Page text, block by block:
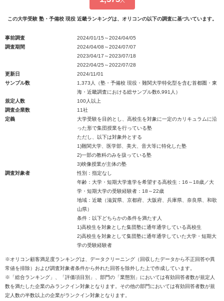
この大学受験 塾・予備校 現役 近畿ランキングは、オリコンの以下の調査に基づいています。
事前調査
2024/01/15～2024/04/05
調査期間
2024/04/08～2024/07/07
2023/04/17～2023/07/18
2022/04/25～2022/07/28
更新日
2024/11/01
サンプル数
1,373人（塾・予備校 現役・難関大学特化型を含む首都圏・東
海・近畿調査における総サンプル数6,991人）
規定人数
100人以上
調査企業数
11社
定義
大学受験を目的とし、高校生を対象に一定のカリキュラムに沿
った形で集団授業を行っている塾
ただし、以下は対象外とする
1)難関大学、医学部、美大、音大等に特化した塾
2)一部の教科のみを扱っている塾
3)映像授業が主体の塾
調査対象者
性別：指定なし
年齢：大学・短期大学進学を希望する高校生：16～18歳／大
学・短期大学の受験経験者：18～22歳
地域：近畿（滋賀県、京都府、大阪府、兵庫県、奈良県、和歌
山県）
条件：以下どちらかの条件を満たす人
1)高校生を対象とした集団塾に通年通学している高校生
2)高校生を対象として集団塾に通年通学していた大学・短期大
学の受験経験者
※オリコン顧客満足度ランキングは、データクリーニング（回収したデータから不正回答や異
常値を排除）および調査対象者条件から外れた回答を除外した上で作成しています。
※「総合ランキング」、「評価項目別」、部門の「業態別」においては有効回答者数が規定人
数を満たした企業のみランクイン対象となります。その他の部門においては有効回答者数が規
定人数の半数以上の企業がランクイン対象となります。